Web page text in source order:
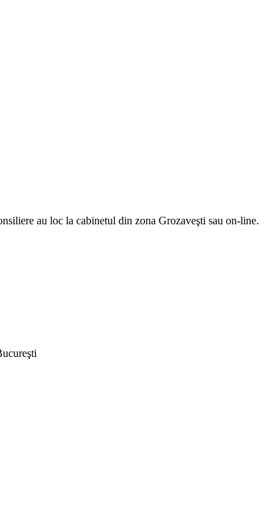
au loc la cabinetul din zona Grozaveşti sau on-line.